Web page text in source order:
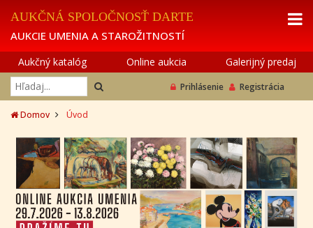
AUKČNÁ SPOLOČNOSŤ DARTE
AUKCIE UMENIA A STAROŽITNOSTÍ
Aukčný katalóg Online aukcia Galerijný predaj
Prihlásenie Registrácia
Domov Úvod